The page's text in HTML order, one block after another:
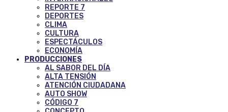
REPORTE 7
DEPORTES
CLIMA
CULTURA
ESPECTÁCULOS
ECONOMÍA
PRODUCCIONES
AL SABOR DEL DÍA
ALTA TENSIÓN
ATENCIÓN CIUDADANA
AUTO SHOW
CÓDIGO 7